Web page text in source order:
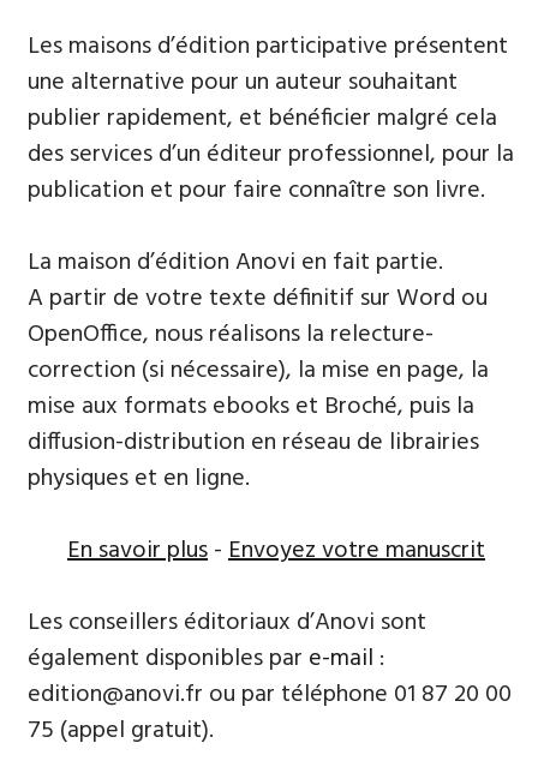
Les maisons d’édition participative présentent
une alternative pour un auteur souhaitant
publier rapidement, et bénéficier malgré cela
des services d’un éditeur professionnel, pour la
publication et pour faire connaître son livre.
La maison d’édition Anovi en fait partie.
A partir de votre texte définitif sur Word ou
OpenOffice, nous réalisons la relecture-
correction (si nécessaire), la mise en page, la
mise aux formats ebooks et Broché, puis la
diffusion-distribution en réseau de librairies
physiques et en ligne.
En savoir plus-Envoyez votre manuscrit
Les conseillers éditoriaux d’Anovi sont
également disponibles par e-mail :
edition@anovi.fr ou par téléphone 01 87 20 00
75 (appel gratuit).